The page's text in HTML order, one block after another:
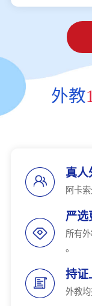
外教
真人
阿卡
严选
所有
。
持证
外教均